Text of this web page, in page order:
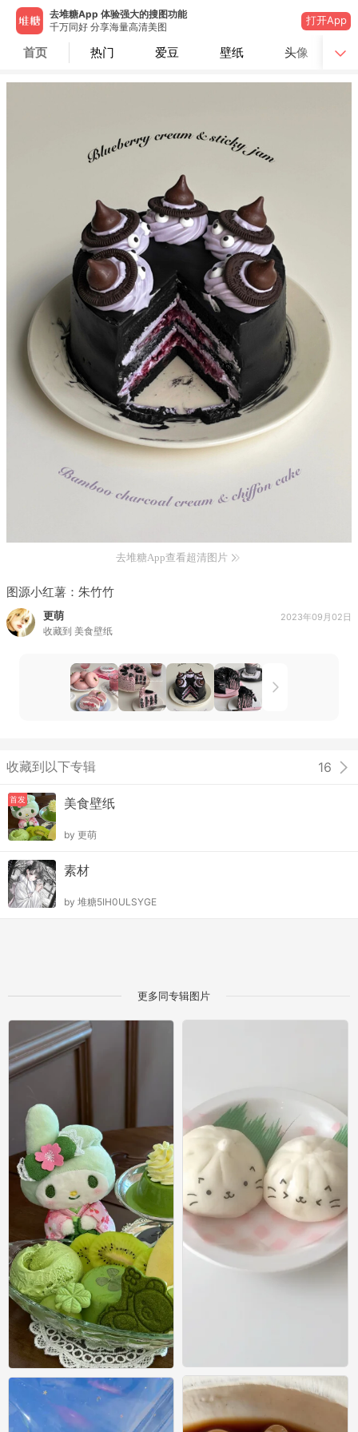
去堆糖App 体验强大的搜图功能
千万同好 分享海量高清美图
打开App
首页 热门 爱豆 壁纸 头像
去堆糖App查看超清图片
图源小红薯：朱竹竹
更萌
收藏到 美食壁纸
2023年09月02日
收藏到以下专辑 16
首发 美食壁纸
by 更萌
素材
by 堆糖5IH0ULSYGE
更多同专辑图片
/
0